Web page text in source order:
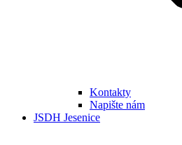
Kontakty
Napište nám
JSDH Jesenice